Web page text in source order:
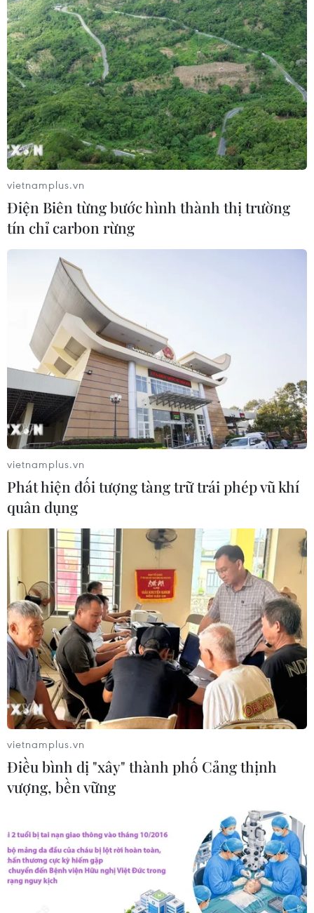
TIN CÙNG CHUYÊN MỤC
Mỹ chi hơn 2 tỷ USD thúc đẩy ngành
pin và khoáng sản nội địa
08/08/2026 08:16
Chủ sân Azteca lỗ hơn 47 triệu USD vì
World Cup 2026
08/08/2026 06:43
Dữ liệu việc làm Mỹ mở thêm dư địa
cho giá vàng trong tuần qua
Thương mại Việt Nam-Australia
trưởng mới
08/08/2026 03:29
Nghệ An: OCOP đã có thương hiệu,
vietnamplus.vn
Điện Biên từng bước hình thành thị trường
tín chỉ carbon rừng
vietnamplus.vn
Phát hiện đối tượng tàng trữ trái phép vũ khí
quân dụng
vietnamplus.vn
Điều bình dị "xây" thành phố Cảng thịnh
vượng, bền vững